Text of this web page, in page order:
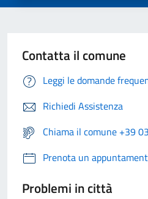
Contatta il comune
Leggi le domande
Richiedi Assistenza
Chiama il comune +39
Prenota un
Problemi in città